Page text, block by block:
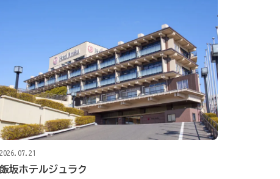
2026.07.21
飯坂ホテルジュラク